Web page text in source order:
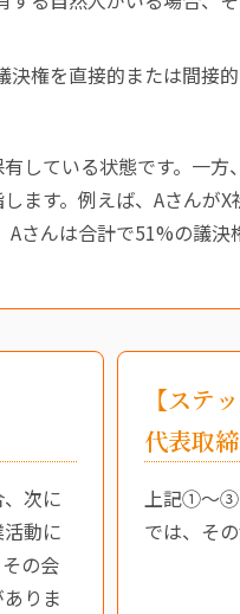
権を直接的または間接
している状態です。一
ます。例えば、Aさん
さんは合計で51%の議
次に
動に
の会
りま
【ステ
代表取
上記①～③
では、そ